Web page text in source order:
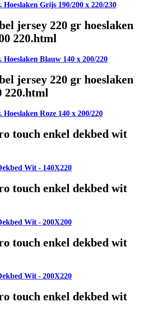
Hoeslaken Grijs 190/200 x 220/230
jersey 220 gr hoeslaken
220.html
Hoeslaken Blauw 140 x 200/220
jersey 220 gr hoeslaken
220.html
Roze 140 x 200/220
touch enkel dekbed wit
Wit - 140X220
touch enkel dekbed wit
Wit - 200X200
touch enkel dekbed wit
Wit - 200X220
touch enkel dekbed wit